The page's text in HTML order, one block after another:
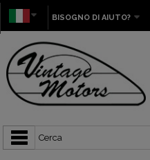
BISOGNO DI AIUTO?